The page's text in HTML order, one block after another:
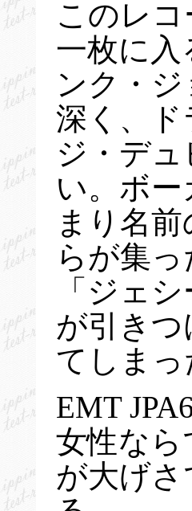
このレ
一枚に
ンク・
深く、
ジ・デ
い。ボ
まり名
らが集
「ジェ
が引き
てしまっ
EMT
女性なら
が大げ